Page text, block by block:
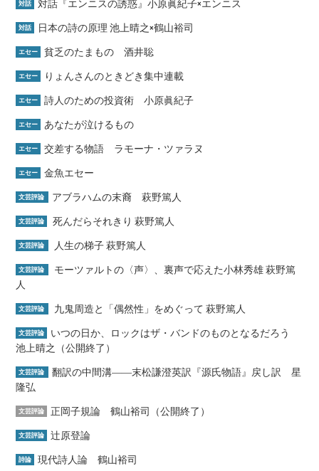
対話 対話『エンニスの誘惑』小原眞紀子×エンニス
対話 日本の詩の原理 池上晴之×鶴山裕司
エセー 貧乏のたまもの 酒井聡
エセー りょんさんのときどき集中連載
エセー 詩人のための投資術 小原眞紀子
エセー あなたが泣けるもの
エセー 交差する物語 ラモーナ・ツァラヌ
エセー 金魚エセー
文芸評論 アブラハムの末裔 萩野篤人
文芸評論 死んだらそれきり 萩野篤人
文芸評論 人生の梯子 萩野篤人
文芸評論
モーツァルトの〈声〉、裏声で応えた小林秀雄 萩野篤
人
文芸評論 九鬼周造と「偶然性」をめぐって 萩野篤人
文芸評論
いつの日か、ロックはザ・バンドのものとなるだろう
池上晴之（公開終了）
文芸評論
翻訳の中間溝――末松謙澄英訳『源氏物語』戻し訳 星
隆弘
文芸評論 正岡子規論 鶴山裕司（公開終了）
文芸評論 辻原登論
詩論 現代詩人論 鶴山裕司